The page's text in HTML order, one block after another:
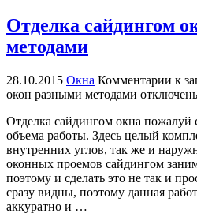
Отделка сайдингом
методами
28.10.2015 Окна Комментарии к
окон разными методами
Отделка сайдингом окна пожалуй
объема работы. Здесь целый
внутренних углов, так же и
оконных проемов сайдингом
поэтому и сделать это не так и
сразу видны, поэтому данная
аккуратно и …